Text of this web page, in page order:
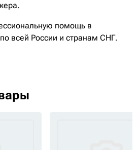
помощь в
всей России и странам СНГ.